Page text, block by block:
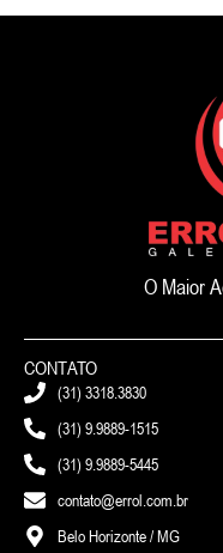
O Maior
CONTATO
(31) 3318.3830
(31) 9.9889-1515
(31) 9.9889-5445
contato@errol.com.br
Belo Horizonte / MG